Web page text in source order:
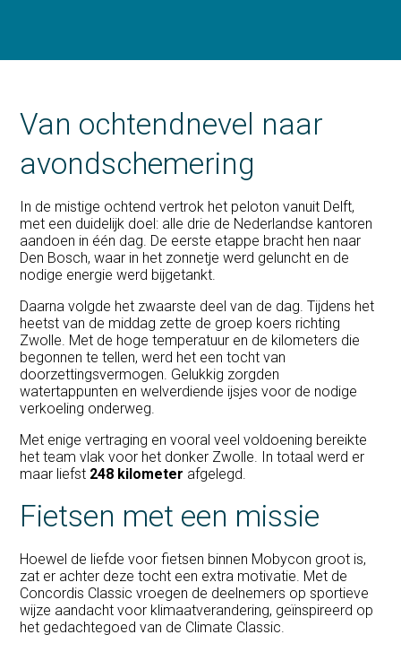
Van ochtendnevel naar
avondschemering
In de mistige ochtend vertrok het peloton vanuit Delft,
met een duidelijk doel: alle drie de Nederlandse kantoren
aandoen in één dag. De eerste etappe bracht hen naar
Den Bosch, waar in het zonnetje werd geluncht en de
nodige energie werd bijgetankt.
Daarna volgde het zwaarste deel van de dag. Tijdens het
heetst van de middag zette de groep koers richting
Zwolle. Met de hoge temperatuur en de kilometers die
begonnen te tellen, werd het een tocht van
doorzettingsvermogen. Gelukkig zorgden
watertappunten en welverdiende ijsjes voor de nodige
verkoeling onderweg.
Met enige vertraging en vooral veel voldoening bereikte
het team vlak voor het donker Zwolle. In totaal werd er
maar liefst 248 kilometer afgelegd.
Fietsen met een missie
Hoewel de liefde voor fietsen binnen Mobycon groot is,
zat er achter deze tocht een extra motivatie. Met de
Concordis Classic vroegen de deelnemers op sportieve
wijze aandacht voor klimaatverandering, geïnspireerd op
het gedachtegoed van de Climate Classic.